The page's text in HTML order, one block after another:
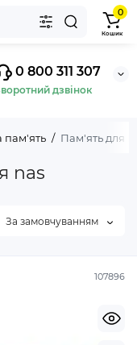
0 800 311 307
дзвінок
0
Кошик
пам'ять Пам'ять для
nas
За замовчуванням
107896